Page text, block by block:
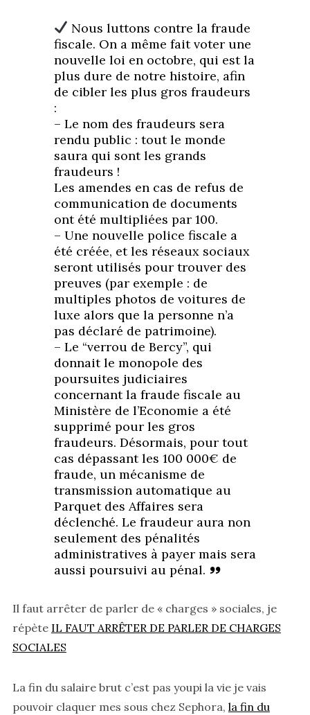
Nous luttons contre la fraude
fiscale. On a même fait voter une
nouvelle loi en octobre, qui est la
plus dure de notre histoire, afin
de cibler les plus gros fraudeurs
:
– Le nom des fraudeurs sera
rendu public : tout le monde
saura qui sont les grands
fraudeurs !
Les amendes en cas de refus de
communication de documents
ont été multipliées par 100.
– Une nouvelle police fiscale a
été créée, et les réseaux sociaux
seront utilisés pour trouver des
preuves (par exemple : de
multiples photos de voitures de
luxe alors que la personne n’a
pas déclaré de patrimoine).
– Le “verrou de Bercy”, qui
donnait le monopole des
poursuites judiciaires
concernant la fraude fiscale au
Ministère de l’Economie a été
supprimé pour les gros
fraudeurs. Désormais, pour tout
cas dépassant les 100 000€ de
fraude, un mécanisme de
transmission automatique au
Parquet des Affaires sera
déclenché. Le fraudeur aura non
seulement des pénalités
administratives à payer mais sera
aussi poursuivi au pénal.
Il faut arrêter de parler de « charges » sociales, je
répète IL FAUT ARRÊTER DE PARLER DE CHARGES
SOCIALES
La fin du salaire brut c’est pas youpi la vie je vais
pouvoir claquer mes sous chez Sephora, la fin du